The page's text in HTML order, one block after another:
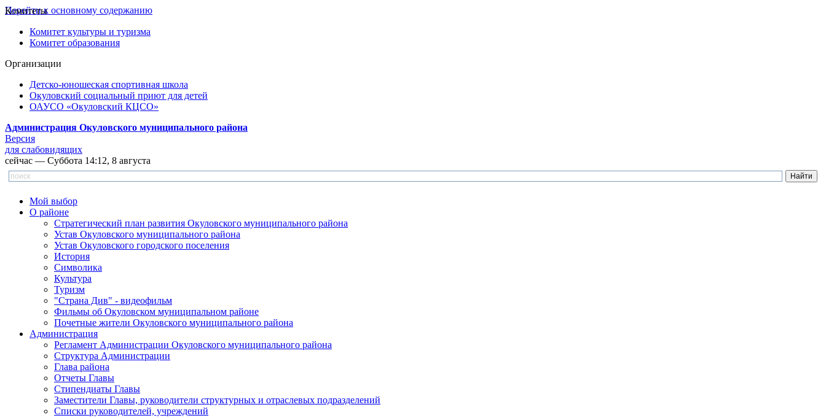
Перейти к основному содержанию
Комитеты
Комитет культуры и туризма
Комитет образования
Организации
Детско-юношеская спортивная школа
Окуловский социальный приют для детей
ОАУСО «Окуловский КЦСО»
Администрация Окуловского муниципального района
Версия
для слабовидящих
сейчас — Суббота 14:12, 8 августа
Мой выбор
О районе
Стратегический план развития Окуловского муниципального района
Устав Окуловского муниципального района
Устав Окуловского городского поселения
История
Символика
Культура
Туризм
"Страна Див" - видеофильм
Фильмы об Окуловском муниципальном районе
Почетные жители Окуловского муниципального района
Администрация
Регламент Администрации Окуловского муниципального района
Структура Администрации
Глава района
Отчеты Главы
Стипендиаты Главы
Заместители Главы, руководители структурных и отраслевых подразделений
Списки руководителей, учреждений